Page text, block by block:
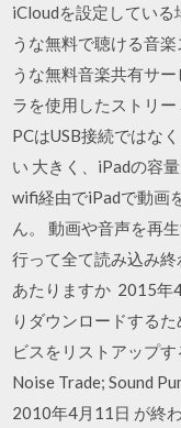
iCloudを設定してい
うな無料で聴ける音
うな無料音楽共有サ
ラを使用したストリ
PCはUSB接続ではな
い 大きく、iPadの容
wifi経由でiPadで動画
ん。 動画や音声を再
行って全て読み込み
あたりますか 2015年
りダウンロードする
ビスをリストアップ
Noise Trade; Sound
2010年4月11日 が終